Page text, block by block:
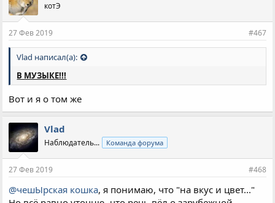
котЭ
27 Фев 2019 #467
Vlad написал(а):
В МУЗЫКЕ!!!
Вот и я о том же
Vlad
Наблюдатель... Команда форума
27 Фев 2019 #468
@чешЫрская кошка, я понимаю, что "на вкус и цвет..."